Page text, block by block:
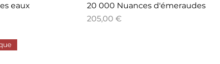
eaux
20 000 Nuances d'émeraudes
Prix
205,00 €